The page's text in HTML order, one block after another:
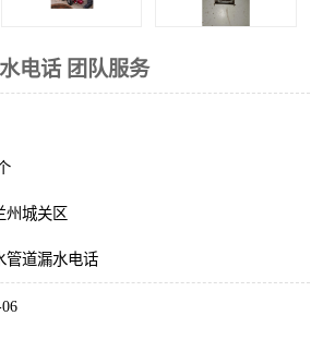
电话 团队服务
州城关区
管道漏水电话